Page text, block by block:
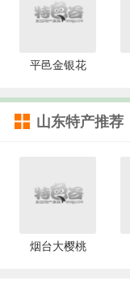
平邑金银花
山东特产推荐
烟台大樱桃